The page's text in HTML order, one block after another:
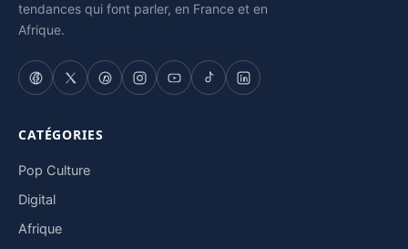
tendances qui font parler, en France et en
Afrique.
CATÉGORIES
Pop Culture
Digital
Afrique